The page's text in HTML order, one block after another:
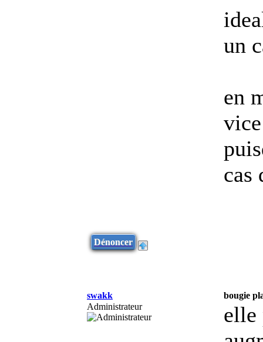
un
en
cas
Dénoncer
swakk
bougie
Administrateur
elle